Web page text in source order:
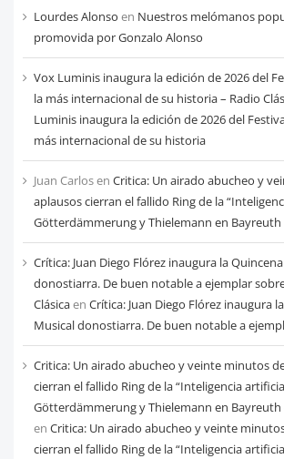
cada
mes
Lourdes Alonso en Nuestros melómanos
promovida por Gonzalo Alonso
Vox Luminis inaugura la edición de 2026 del
la más internacional de su historia – Radio
Luminis inaugura la edición de 2026 del
más internacional de su historia
Juan Carlosen Critica: Un airado abucheo y
aplausos cierran el fallido Ring de la
Götterdämmerung y Thielemann en Bayreuth
Crítica: Juan Diego Flórez inaugura la
donostiarra. De buen notable a ejemplar
Clásicaen Crítica: Juan Diego Flórez inaugura
Musical donostiarra. De buen notable a
Critica: Un airado abucheo y veinte minutos
cierran el fallido Ring de la “Inteligencia
Götterdämmerung y Thielemann en Bayreuth
en Critica: Un airado abucheo y veinte
cierran el fallido Ring de la “Inteligencia